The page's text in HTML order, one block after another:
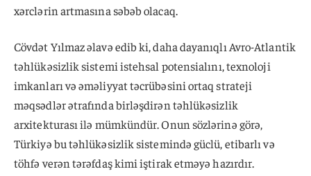
xərclərin artmasına səbəb olacaq.
Cövdət Yılmaz əlavə edib ki, daha dayanıqlı Avro-Atlantik
təhlükəsizlik sistemi istehsal potensialını, texnoloji
imkanları və əməliyyat təcrübəsini ortaq strateji
məqsədlər ətrafında birləşdirən təhlükəsizlik
arxitekturası ilə mümkündür. Onun sözlərinə görə,
Türkiyə bu təhlükəsizlik sistemində güclü, etibarlı və
töhfə verən tərəfdaş kimi iştirak etməyə hazırdır.